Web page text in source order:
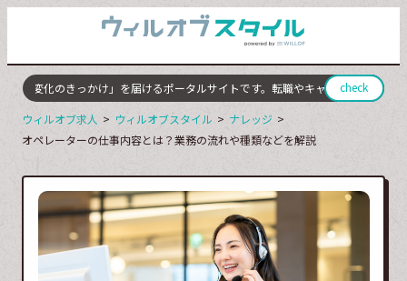
変化のきっかけ」を届けるポータルサイトです。転職やキャリアチェンジに
check
ウィルオブ求人 ウィルオブスタイル
ナレッジ
オペレーターの仕事内容とは？業務の流れや種類などを解説